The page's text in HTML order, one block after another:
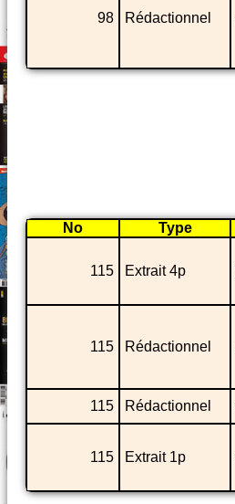
98 Rédactionnel
No Type
115 Extrait 4p
115 Rédactionnel
115 Rédactionnel
115 Extrait 1p